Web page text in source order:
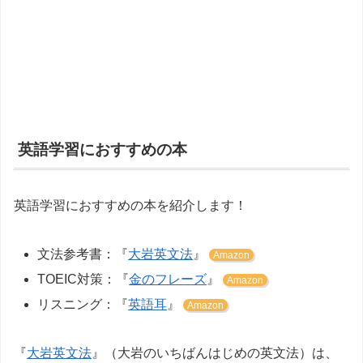
英語学習におすすめの本
英語学習におすすめの本を紹介します！
文法参考書：『大岩英文法 』 Amazon
TOEIC対策：『金のフレーズ 』 Amazon
リスニング：『英語耳』 Amazon
『大岩英文法』（大岩のいちばんはじめの英文法）は、